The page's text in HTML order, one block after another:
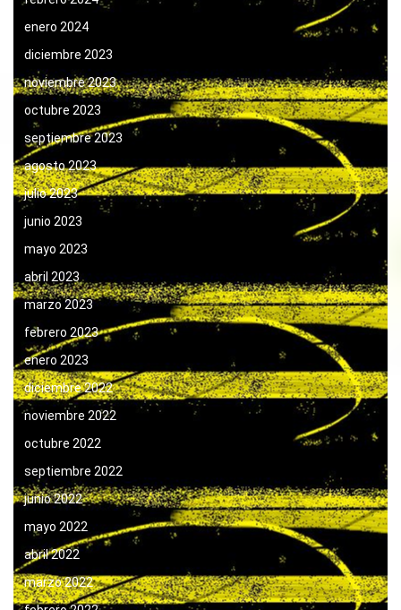
enero 2024
diciembre 2023
noviembre 2023
octubre 2023
septiembre 2023
agosto 2023
julio 2023
junio 2023
mayo 2023
abril 2023
marzo 2023
febrero 2023
enero 2023
diciembre 2022
noviembre 2022
octubre 2022
septiembre 2022
junio 2022
mayo 2022
abril 2022
marzo 2022